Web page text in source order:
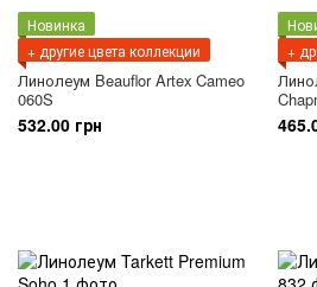
Новинка
+ другие цвета коллекции
Линолеум Beauflor Artex Cameo
060S
532.00 грн
+